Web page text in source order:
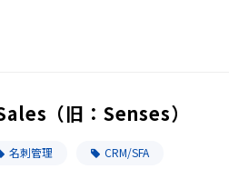
（旧：Senses）
名刺管理 CRM/SFA